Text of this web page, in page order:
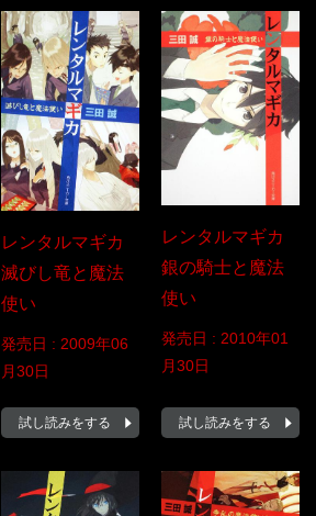
レンタルマギカ
滅びし竜と魔法
使い
発売日 : 2009年06
月30日
試し読みをする
レンタルマギカ
銀の騎士と魔法
使い
発売日 : 2010年01
月30日
試し読みをする